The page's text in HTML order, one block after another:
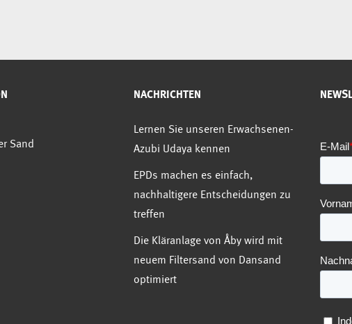
Sand
NACHRICHTEN
Lernen Sie unseren Erwachsenen-
Azubi Udaya kennen
EPDs machen es einfach,
nachhaltigere Entscheidungen zu
treffen
Die Kläranlage von Åby wird mit
neuem Filtersand von Dansand
optimiert